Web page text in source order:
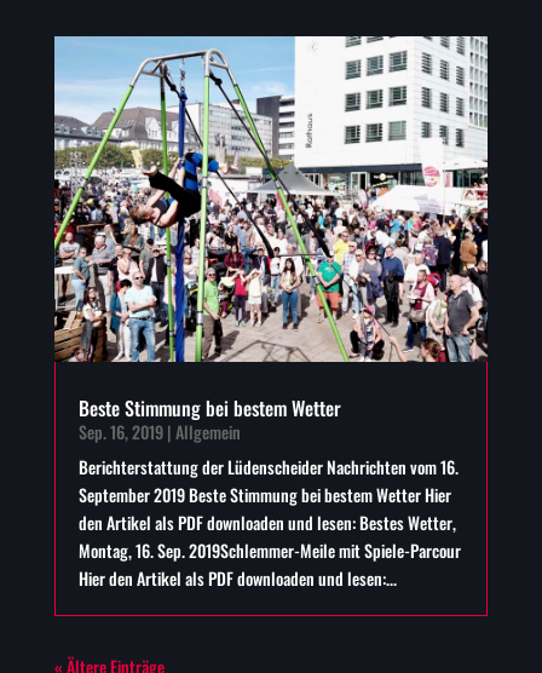
Beste Stimmung bei bestem Wetter
Sep. 16, 2019|Allgemein
Berichterstattung der Lüdenscheider Nachrichten vom 16.
September 2019 Beste Stimmung bei bestem Wetter Hier
den Artikel als PDF downloaden und lesen: Bestes Wetter,
Montag, 16. Sep. 2019Schlemmer-Meile mit Spiele-Parcour
Hier den Artikel als PDF downloaden und lesen:...
« Ältere Einträge